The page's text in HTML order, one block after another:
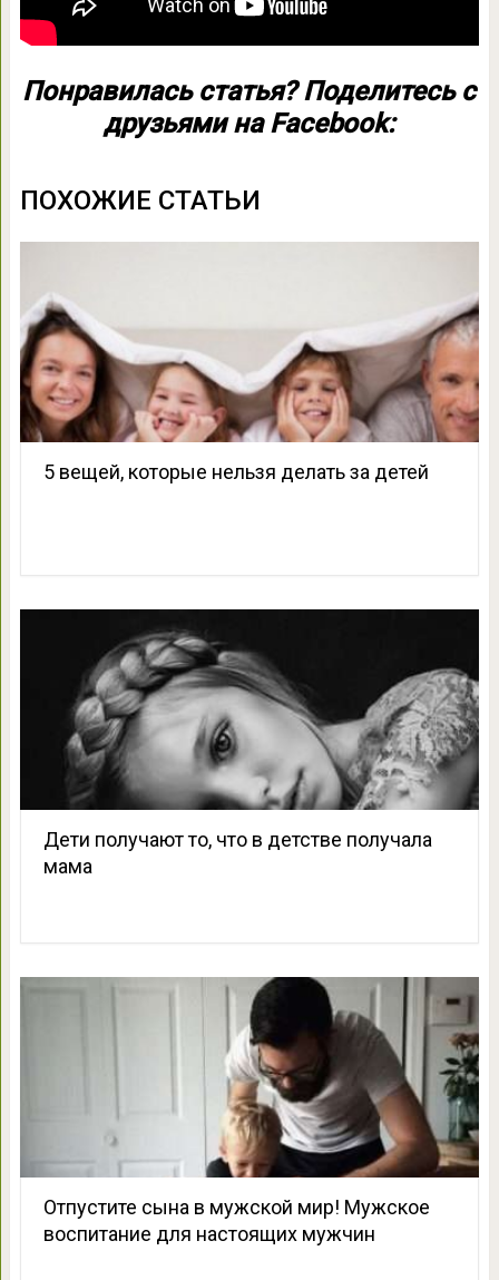
Понравилась статья? Поделитесь с
друзьями на Facebook:
ПОХОЖИЕ СТАТЬИ
5 вещей, которые нельзя делать за детей
Дети получают то, что в детстве получала
мама
Отпустите сына в мужской мир! Мужское
воспитание для настоящих мужчин